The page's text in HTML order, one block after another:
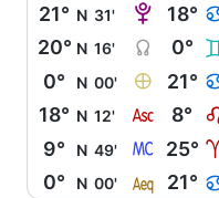
21° N 31' V 18°
20° N 16' Y 0°
0° N 00' È 21°
18° N 12' W 8°
9° N 49' X 25°
0° N 00' l 21°